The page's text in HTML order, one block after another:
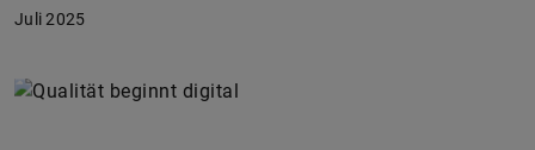
Juli 2025